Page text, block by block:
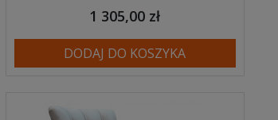
1 305,00 zł
DODAJ DO KOSZYKA